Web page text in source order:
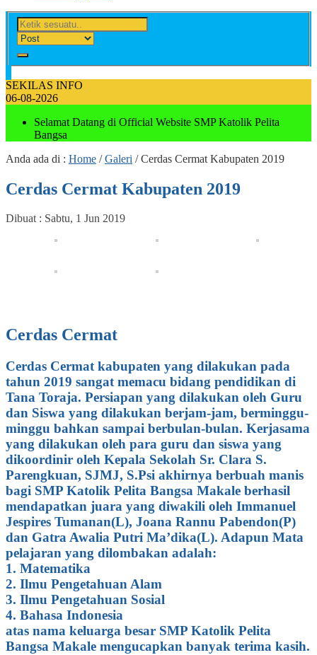
SEKILAS INFO
06-08-2026
Selamat Datang di Official Website SMP Katolik Pelita
Bangsa
Anda ada di : Home /Galeri /Cerdas Cermat Kabupaten 2019
Cerdas Cermat Kabupaten 2019
Dibuat : Sabtu, 1 Jun 2019
Cerdas Cermat
Cerdas Cermat kabupaten yang dilakukan pada
tahun 2019 sangat memacu bidang pendidikan di
Tana Toraja. Persiapan yang dilakukan oleh Guru
dan Siswa yang dilakukan berjam-jam, berminggu-
minggu bahkan sampai berbulan-bulan. Kerjasama
yang dilakukan oleh para guru dan siswa yang
dikoordinir oleh Kepala Sekolah Sr. Clara S.
Parengkuan, SJMJ, S.Psi akhirnya berbuah manis
bagi SMP Katolik Pelita Bangsa Makale berhasil
mendapatkan juara yang diwakili oleh Immanuel
Jespires Tumanan(L), Joana Rannu Pabendon(P)
dan Gatra Awalia Putri Ma’dika(L). Adapun Mata
pelajaran yang dilombakan adalah:
1. Matematika
2. Ilmu Pengetahuan Alam
3. Ilmu Pengetahuan Sosial
4. Bahasa Indonesia
atas nama keluarga besar SMP Katolik Pelita
Bangsa Makale mengucapkan banyak terima kasih.